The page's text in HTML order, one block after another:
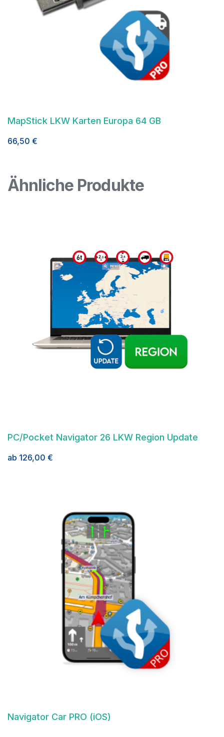
MapStick LKW Karten Europa 64 GB
66,50 €
Ähnliche Produkte
PC/Pocket Navigator 26 LKW Region Update
ab 126,00 €
Navigator Car PRO (iOS)